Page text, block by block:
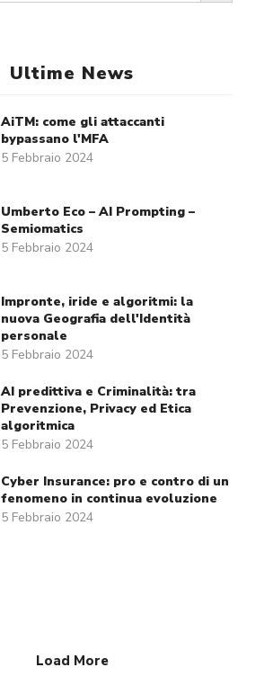
Ultime News
AiTM: come gli attaccanti
bypassano l'MFA
5 Febbraio 2024
Umberto Eco – AI Prompting –
Semiomatics
5 Febbraio 2024
Impronte, iride e algoritmi: la
nuova Geografia dell'Identità
personale
5 Febbraio 2024
AI predittiva e Criminalità: tra
Prevenzione, Privacy ed Etica
algoritmica
5 Febbraio 2024
Cyber Insurance: pro e contro di un
fenomeno in continua evoluzione
5 Febbraio 2024
Load More